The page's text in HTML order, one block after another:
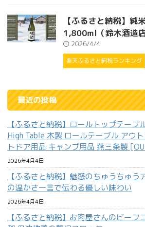
【ふるさと納税】純
1,800ml（鈴木酒造
2026/4/4
楽天ふるさと納税ランキング
最近の投稿
【ふるさと納税】ロールトップテーブ
High Table 木製 ロールテーブル アウ
トドア用品 キャンプ用品 燕三条製
2026年4月4日
【ふるさと納税】魅惑のちゅうちゅう
の温かさ一言で伝わる優しい味わい
2026年4月4日
【ふるさと納税】お肉屋さんのビーフ